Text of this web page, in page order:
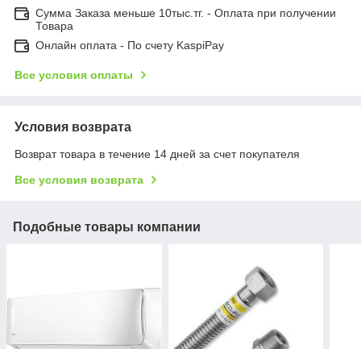
Сумма Заказа меньше 10тыс.тг. - Оплата при получении
Товара
Онлайн оплата - По счету KaspiPay
Все условия оплаты
Условия возврата
Возврат товара в течение 14 дней за счет покупателя
Все условия возврата
Подобные товары компании